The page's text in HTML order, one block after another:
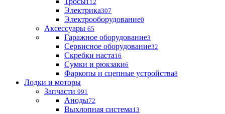
112
Электрика307
Электрооборудование0
Аксессуары 65
Гаражное оборудование3
Сервисное оборудование32
Скребки наста16
Сумки и рюкзаки6
Фаркопы и сцепные устройства8
Лодки и моторы
Запчасти 991
Аноды72
Выхлопная система13